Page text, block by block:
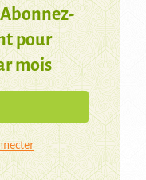
Abonnez-
pour
mois